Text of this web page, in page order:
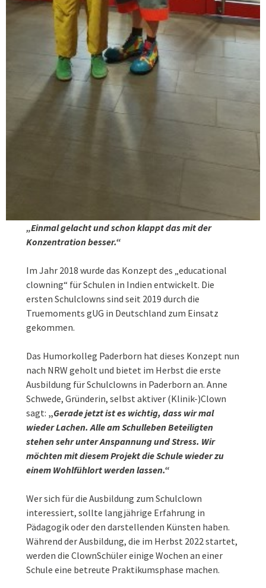
„Einmal gelacht und schon klappt das mit der
Konzentration besser.“
Im Jahr 2018 wurde das Konzept des „educational
clowning“ für Schulen in Indien entwickelt. Die
ersten Schulclowns sind seit 2019 durch die
Truemoments gUG in Deutschland zum Einsatz
gekommen.
Das Humorkolleg Paderborn hat dieses Konzept nun
nach NRW geholt und bietet im Herbst die erste
Ausbildung für Schulclowns in Paderborn an. Anne
Schwede, Gründerin, selbst aktiver (Klinik-)Clown
sagt: „Gerade jetzt ist es wichtig, dass wir mal
wieder Lachen. Alle am Schulleben Beteiligten
stehen sehr unter Anspannung und Stress. Wir
möchten mit diesem Projekt die Schule wieder zu
einem Wohlfühlort werden lassen.“
Wer sich für die Ausbildung zum Schulclown
interessiert, sollte langjährige Erfahrung in
Pädagogik oder den darstellenden Künsten haben.
Während der Ausbildung, die im Herbst 2022 startet,
werden die ClownSchüler einige Wochen an einer
Schule eine betreute Praktikumsphase machen.